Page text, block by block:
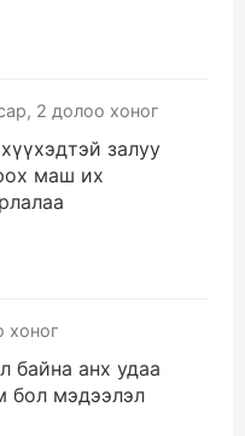
2 долоо хоног
залуу
маш их
хоног
байна анх удаа
бол мэдээлэл